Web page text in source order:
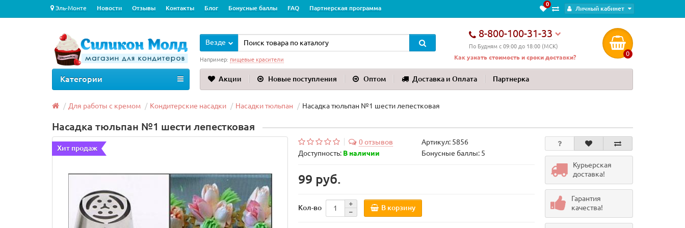
0
Личный кабинет
Эль-Монте Новости Отзывы Контакты Блог Бонусные баллы FAQ Партнерская программа
8-800-100-31-33
По Будням с 09:00 до 18:00 (МСК)
Как узнать стоимость и сроки доставки?
0
Везде
Например: пищевые красители
Акции Новые поступления Оптом Доставка и Оплата Партнерка
Категории
Для работы с кремом Кондитерские насадки Насадки тюльпан Насадка тюльпан №1 шести лепестковая
Насадка тюльпан №1 шести лепестковая
Хит продаж
0 отзывов Артикул: 5856
Доступность: В наличии Бонусные баллы: 5
99 руб.
Кол-во В корзину
Курьерская
доставка!
Гарантия
качества!